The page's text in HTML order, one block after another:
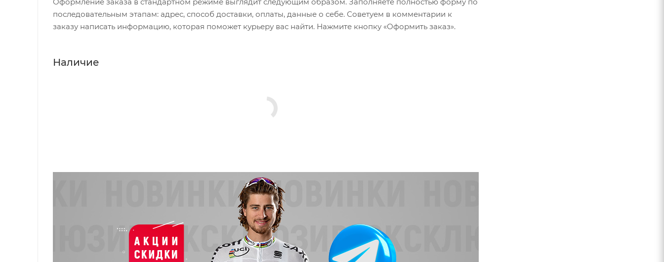
последовательным этапам: адрес, способ доставки, оплаты, данные о себе. Советуем в комментарии к
заказу написать информацию, которая поможет курьеру вас найти. Нажмите кнопку «Оформить заказ».
Наличие